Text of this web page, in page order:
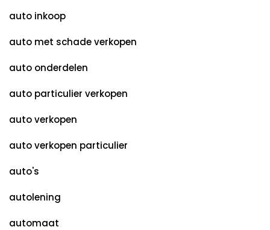
auto inkoop
auto met schade verkopen
auto onderdelen
auto particulier verkopen
auto verkopen
auto verkopen particulier
auto's
autolening
automaat